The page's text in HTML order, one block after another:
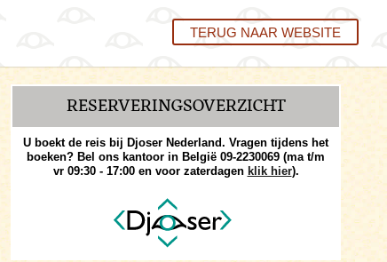
TERUG NAAR WEBSITE
RESERVERINGS­OVERZICHT
U boekt de reis bij Djoser Nederland. Vragen tijdens het
boeken? Bel ons kantoor in België 09-2230069 (ma t/m
vr 09:30 - 17:00 en voor zaterdagen klik hier).